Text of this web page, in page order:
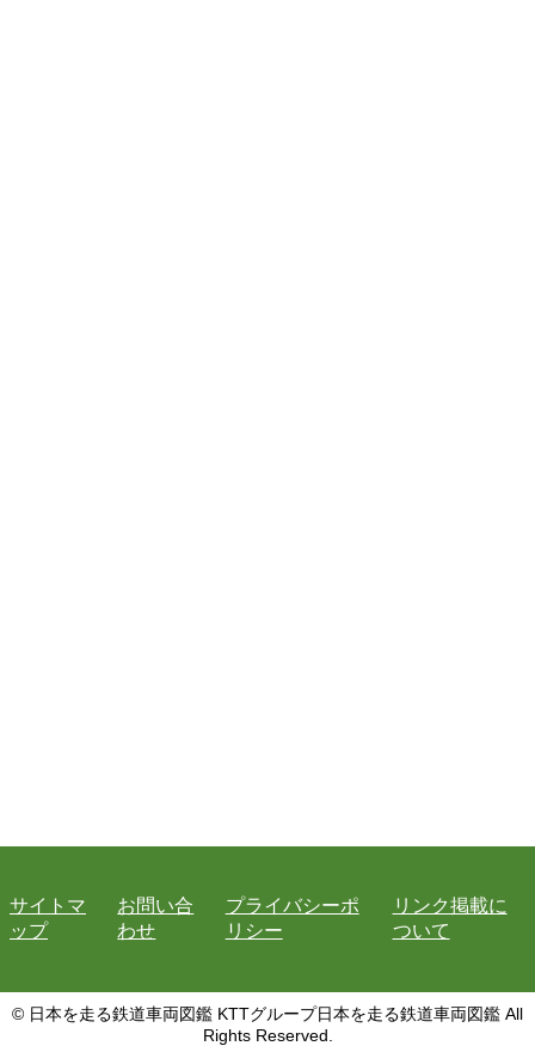
サイトマ
ップ
お問い合
わせ
プライバシーポ
リシー
リンク掲載に
ついて
© 日本を走る鉄道車両図鑑 KTTグループ日本を走る鉄道車両図鑑 All
Rights Reserved.